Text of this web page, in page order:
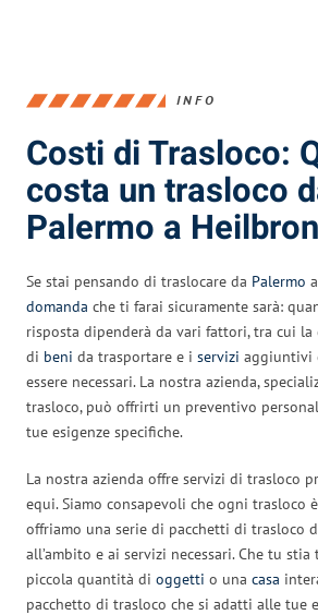
INFO
Costi di Trasloco:
costa un trasloco
Palermo a
Se stai pensando di traslocare da Palermo
domanda che ti farai sicuramente sarà:
risposta dipenderà da vari fattori, tra cui la
di beni da trasportare e i servizi aggiuntivi
essere necessari. La nostra azienda,
trasloco, può offrirti un preventivo
tue esigenze specifiche.
La nostra azienda offre servizi di trasloco
equi. Siamo consapevoli che ogni trasloco
offriamo una serie di pacchetti di trasloco
all’ambito e ai servizi necessari. Che tu
piccola quantità di oggetti o una casa
pacchetto di trasloco che si adatti alle tue